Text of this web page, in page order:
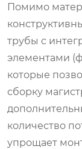
Помимо
трубы с
элементами
которые
сборку
количество
упрощает